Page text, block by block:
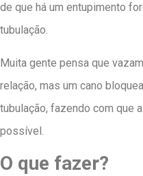
de que há um entupimento
tubulação.
Muita gente pensa que
relação, mas um cano
tubulação, fazendo com que
possível.
O que fazer?